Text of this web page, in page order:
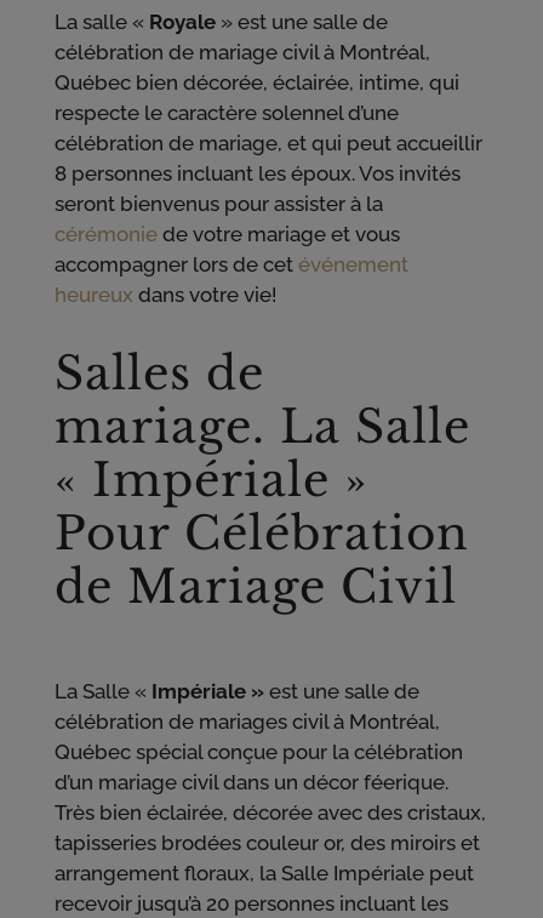
La salle « Royale» est une salle de
célébration de mariage civil à Montréal,
Québec bien décorée, éclairée, intime, qui
respecte le caractère solennel d’une
célébration de mariage, et qui peut accueillir
8 personnes incluant les époux. Vos invités
seront bienvenus pour assister à la
cérémoniede votre mariage et vous
accompagner lors de cet événement
heureux dans votre vie!
Salles de
mariage. La Salle
« Impériale »
Pour Célébration
de Mariage Civil
La Salle « Impériale »est une salle de
célébration de mariages civil à Montréal,
Québec spécial conçue pour la célébration
d’un mariage civil dans un décor féerique.
Très bien éclairée, décorée avec des cristaux,
tapisseries brodées couleur or, des miroirs et
arrangement floraux, la Salle Impériale peut
recevoir jusqu’à 20 personnes incluant les